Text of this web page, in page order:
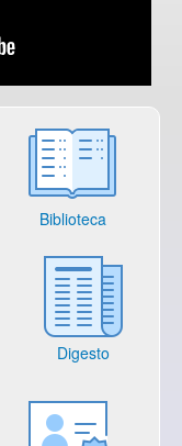
Biblioteca
Digesto